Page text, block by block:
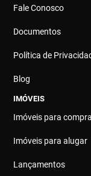
Fale Conosco
Documentos
Política de
Blog
IMÓVEIS
Imóveis para
Imóveis para alugar
Lançamentos